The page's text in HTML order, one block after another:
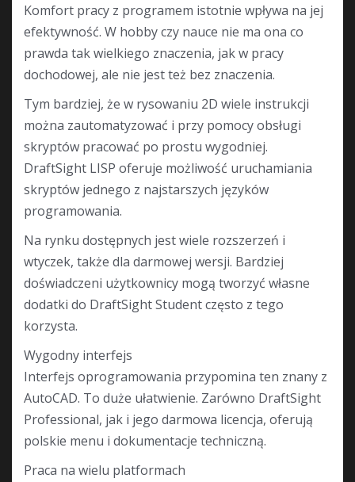
Komfort pracy z programem istotnie wpływa na jej
efektywność. W hobby czy nauce nie ma ona co
prawda tak wielkiego znaczenia, jak w pracy
dochodowej, ale nie jest też bez znaczenia.
Tym bardziej, że w rysowaniu 2D wiele instrukcji
można zautomatyzować i przy pomocy obsługi
skryptów pracować po prostu wygodniej.
DraftSight LISP oferuje możliwość uruchamiania
skryptów jednego z najstarszych języków
programowania.
Na rynku dostępnych jest wiele rozszerzeń i
wtyczek, także dla darmowej wersji. Bardziej
doświadczeni użytkownicy mogą tworzyć własne
dodatki do DraftSight Student często z tego
korzysta.
Wygodny interfejs
Interfejs oprogramowania przypomina ten znany z
AutoCAD. To duże ułatwienie. Zarówno DraftSight
Professional, jak i jego darmowa licencja, oferują
polskie menu i dokumentacje techniczną.
Praca na wielu platformach